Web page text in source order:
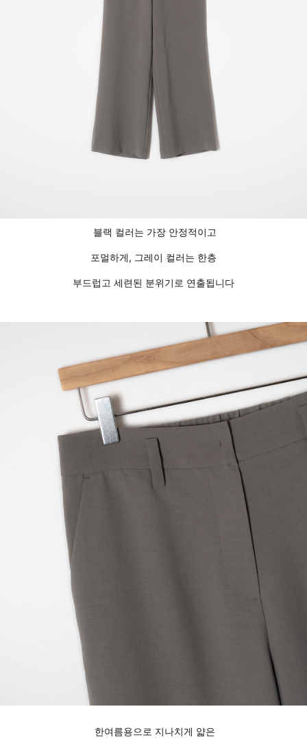
블랙 컬러는 가장 안정적이고
포멀하게, 그레이 컬러는 한층
부드럽고 세련된 분위기로 연출됩니다
한여름용으로 지나치게 얇은